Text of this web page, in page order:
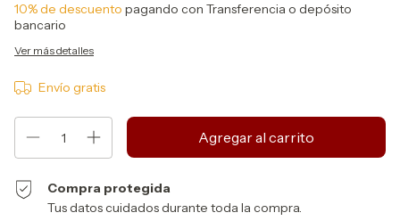
10% de descuento pagando con Transferencia o depósito
bancario
Ver más detalles
Envío gratis
Compra protegida
Tus datos cuidados durante toda la compra.